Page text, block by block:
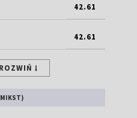
42.61
42.61
ROZWIŃ